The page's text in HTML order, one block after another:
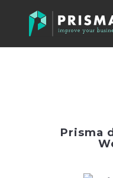
Prisma